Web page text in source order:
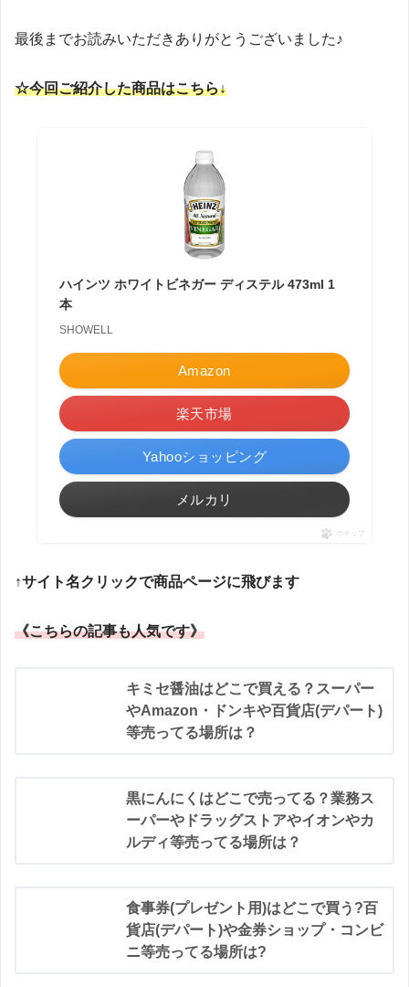
最後までお読みいただきありがとうございました♪
☆今回ご紹介した商品はこちら↓
ハインツ ホワイトビネガー ディステル 473ml 1
本
SHOWELL
Amazon
楽天市場
Yahooショッピング
メルカリ
ポチップ
↑サイト名クリックで商品ページに飛びます
《こちらの記事も人気です》
キミセ醤油はどこで買える？スーパー
やAmazon・ドンキや百貨店(デパート)
等売ってる場所は？
黒にんにくはどこで売ってる？業務ス
ーパーやドラッグストアやイオンやカ
ルディ等売ってる場所は？
食事券(プレゼント用)はどこで買う?百
貨店(デパート)や金券ショップ・コンビ
ニ等売ってる場所は?